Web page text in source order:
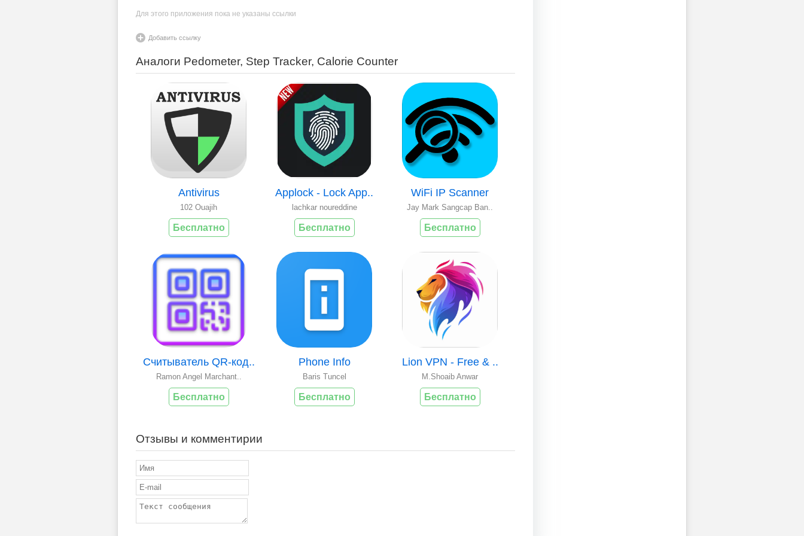
Для этого приложения пока не указаны ссылки
Добавить ссылку
Аналоги Pedometer, Step Tracker, Calorie Counter
Antivirus
102 Ouajih
Бесплатно
Applock - Lock App..
lachkar noureddine
Бесплатно
WiFi IP Scanner
Jay Mark Sangcap Ban..
Бесплатно
Считыватель QR-код..
Ramon Angel Marchant..
Бесплатно
Phone Info
Baris Tuncel
Бесплатно
Lion VPN - Free & ..
M.Shoaib Anwar
Бесплатно
Отзывы и комментирии